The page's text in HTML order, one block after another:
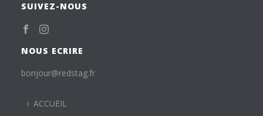
SUIVEZ-NOUS
NOUS ECRIRE
bonjour@redstag.fr
ACCUEIL